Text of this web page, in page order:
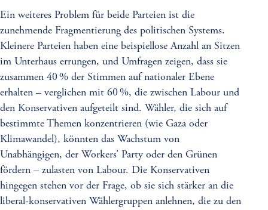
Ein weiteres Problem für beide Parteien ist die
zunehmende Fragmentierung des politischen Systems.
Kleinere Parteien haben eine beispiellose Anzahl an Sitzen
im Unterhaus errungen, und Umfragen zeigen, dass sie
zusammen 40 % der Stimmen auf nationaler Ebene
erhalten – verglichen mit 60 %, die zwischen Labour und
den Konservativen aufgeteilt sind. Wähler, die sich auf
bestimmte Themen konzentrieren (wie Gaza oder
Klimawandel), könnten das Wachstum von
Unabhängigen, der Workers’ Party oder den Grünen
fördern – zulasten von Labour. Die Konservativen
hingegen stehen vor der Frage, ob sie sich stärker an die
liberal-konservativen Wählergruppen anlehnen, die zu den